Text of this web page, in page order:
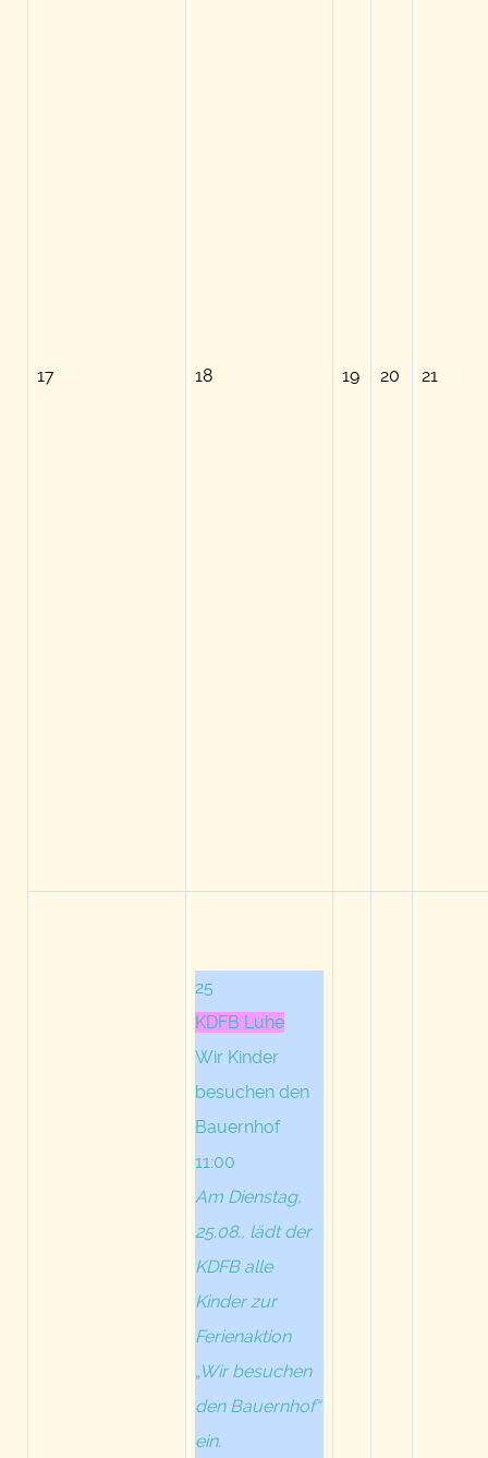
17 18 19 20 21
25
KDFB Luhe
Wir Kinder
besuchen den
Bauernhof
11:00
Am Dienstag,
25.08., lädt der
KDFB alle
Kinder zur
Ferienaktion
„Wir besuchen
den Bauernhof“
ein.